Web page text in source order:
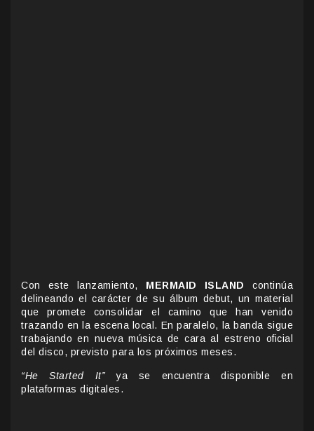
Con este lanzamiento, MERMAID ISLAND
continúa
delineando el carácter de su álbum debut, un material
que promete consolidar el camino que han venido
trazando en la escena local. En paralelo, la banda sigue
trabajando en nueva música de cara al estreno oficial
del disco, previsto para los próximos meses.
“He Started It” ya se encuentra disponible en
plataformas digitales.